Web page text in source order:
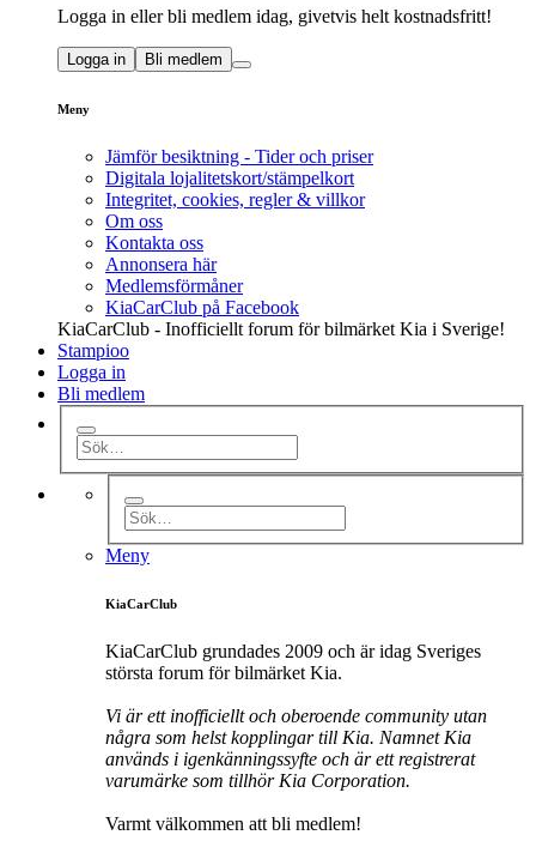
Logga in eller bli medlem idag, givetvis helt kostnadsfritt!
Logga in Bli medlem
Meny
Jämför besiktning - Tider och priser
Digitala lojalitetskort/stämpelkort
Integritet, cookies, regler & villkor
Om oss
Kontakta oss
Annonsera här
Medlemsförmåner
KiaCarClub på Facebook
KiaCarClub - Inofficiellt forum för bilmärket Kia i Sverige!
Stampioo
Logga in
Bli medlem
Meny
KiaCarClub
KiaCarClub grundades 2009 och är idag Sveriges
största forum för bilmärket Kia.
Vi är ett inofficiellt och oberoende community utan
några som helst kopplingar till Kia. Namnet Kia
används i igenkänningssyfte och är ett registrerat
varumärke som tillhör Kia Corporation.
Varmt välkommen att bli medlem!